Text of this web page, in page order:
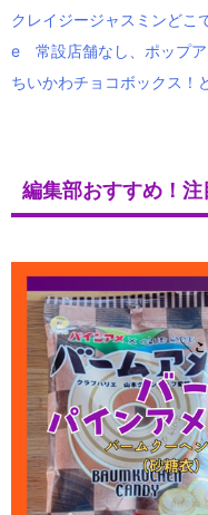
クレイジージャスミンどこ
e 常設店舗なし、ポップ
ちいかわチョコボックス！
編集部おすすめ！注